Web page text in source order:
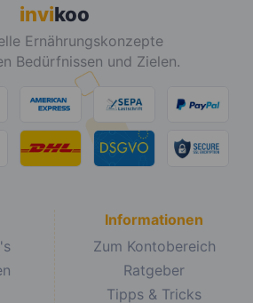
invikoo
Ernährungskonzepte
Bedürfnissen und Zielen.
Informationen
Zum Kontobereich
Ratgeber
Tipps & Tricks